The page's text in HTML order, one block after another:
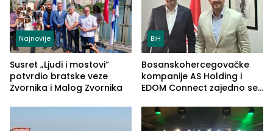
Najnovije
Susret „Ljudi i mostovi“
potvrdio bratske veze
Zvornika i Malog Zvornika
BiH
Bosanskohercegovačke
kompanije AS Holding i
EDOM Connect zajedno se